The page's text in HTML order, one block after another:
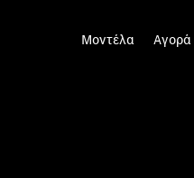
Μοντέλα Αγορά